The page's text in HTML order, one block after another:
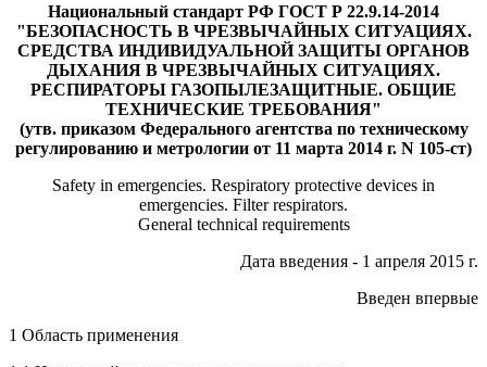
Национальный стандарт РФ ГОСТ Р 22.9.14-2014
"БЕЗОПАСНОСТЬ В ЧРЕЗВЫЧАЙНЫХ СИТУАЦИЯХ.
СРЕДСТВА ИНДИВИДУАЛЬНОЙ ЗАЩИТЫ ОРГАНОВ
ДЫХАНИЯ В ЧРЕЗВЫЧАЙНЫХ СИТУАЦИЯХ.
РЕСПИРАТОРЫ ГАЗОПЫЛЕЗАЩИТНЫЕ. ОБЩИЕ
ТЕХНИЧЕСКИЕ ТРЕБОВАНИЯ"
(утв. приказом Федерального агентства по техническому
регулированию и метрологии от 11 марта 2014 г. N 105-ст)
Safety in emergencies. Respiratory protective devices in
emergencies. Filter respirators.
General technical requirements
Дата введения - 1 апреля 2015 г.
Введен впервые
1 Область применения